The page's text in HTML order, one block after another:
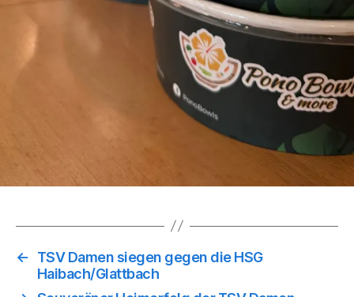
←
TSV Damen siegen gegen die HSG
Haibach/Glattbach